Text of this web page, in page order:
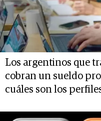
Los argentinos que
cobran un sueldo
cuáles son los